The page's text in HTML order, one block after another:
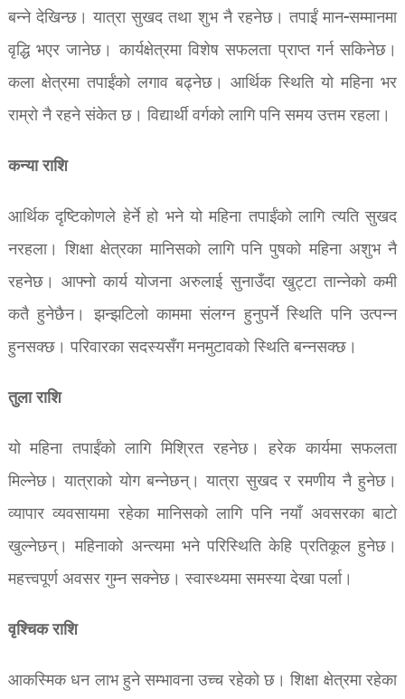
बन्ने देखिन्छ। यात्रा सुखद तथा शुभ नै रहनेछ। तपाईं मान-सम्मानमा
वृद्धि भएर जानेछ। कार्यक्षेत्रमा विशेष सफलता प्राप्त गर्न सकिनेछ।
कला क्षेत्रमा तपाईंको लगाव बढ्नेछ। आर्थिक स्थिति यो महिना भर
राम्रो नै रहने संकेत छ। विद्यार्थी वर्गको लागि पनि समय उत्तम रहला।
कन्या राशि
आर्थिक दृष्टिकोणले हेर्ने हो भने यो महिना तपाईंको लागि त्यति सुखद
नरहला। शिक्षा क्षेत्रका मानिसको लागि पनि पुषको महिना अशुभ नै
रहनेछ। आफ्नो कार्य योजना अरुलाई सुनाउँदा खुट्टा तान्नेको कमी
कतै हुनेछैन। झन्झटिलो काममा संलग्न हुनुपर्ने स्थिति पनि उत्पन्न
हुनसक्छ। परिवारका सदस्यसँग मनमुटावको स्थिति बन्नसक्छ।
तुला राशि
यो महिना तपाईंको लागि मिश्रित रहनेछ। हरेक कार्यमा सफलता
मिल्नेछ। यात्राको योग बन्नेछन्। यात्रा सुखद र रमणीय नै हुनेछ।
व्यापार व्यवसायमा रहेका मानिसको लागि पनि नयाँ अवसरका बाटो
खुल्नेछन्। महिनाको अन्त्यमा भने परिस्थिति केहि प्रतिकूल हुनेछ।
महत्त्वपूर्ण अवसर गुम्न सक्नेछ। स्वास्थ्यमा समस्या देखा पर्ला।
वृश्चिक राशि
आकस्मिक धन लाभ हुने सम्भावना उच्च रहेको छ। शिक्षा क्षेत्रमा रहेका